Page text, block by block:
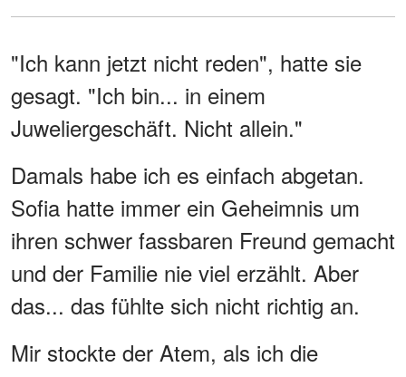
"Ich kann jetzt nicht reden", hatte sie
gesagt. "Ich bin... in einem
Juweliergeschäft. Nicht allein."
Damals habe ich es einfach abgetan.
Sofia hatte immer ein Geheimnis um
ihren schwer fassbaren Freund gemacht
und der Familie nie viel erzählt. Aber
das... das fühlte sich nicht richtig an.
Mir stockte der Atem, als ich die